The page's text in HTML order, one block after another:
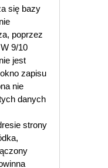
się bazy
poprzez
9/10
jest
zapisu
nie
danych
strony